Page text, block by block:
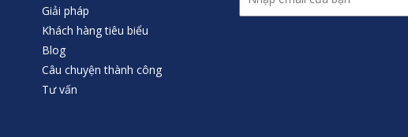
Giải pháp
Khách hàng tiêu biểu
Blog
Câu chuyện thành công
Tư vấn